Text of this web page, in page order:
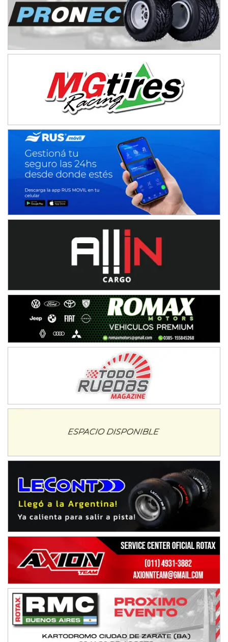
NORESTE SANTAFESINO - F6
Ciudad de Avellaneda (Asfalto)
Avellaneda (Santa Fe)
SUR SANTAFESINO - F4
Rufino (Santa Fe)
TUCUMANO - F5
Juan Navarro (Asfalto)
El Timbó (Tucumán)